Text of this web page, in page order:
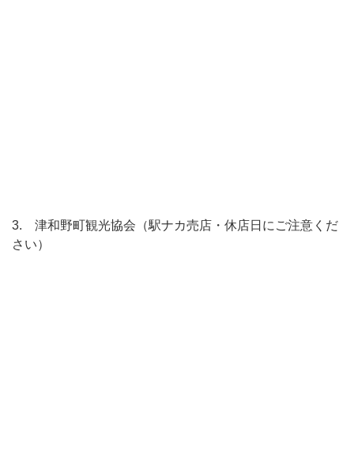
3. 津和野町観光協会（駅ナカ売店・休店日にご注意くだ
さい）